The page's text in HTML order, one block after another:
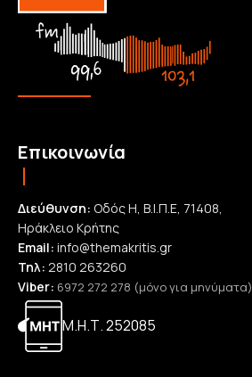
Επικοινωνία
Διεύθυνση: Οδός Η, Β.Ι.Π.Ε, 71408,
Ηράκλειο Κρήτης
Email: info@themakritis.gr
Τηλ: 2810 263260
Viber: 6972 272 278 (μόνο για μηνύματα)
Μ.Η.Τ. 252085